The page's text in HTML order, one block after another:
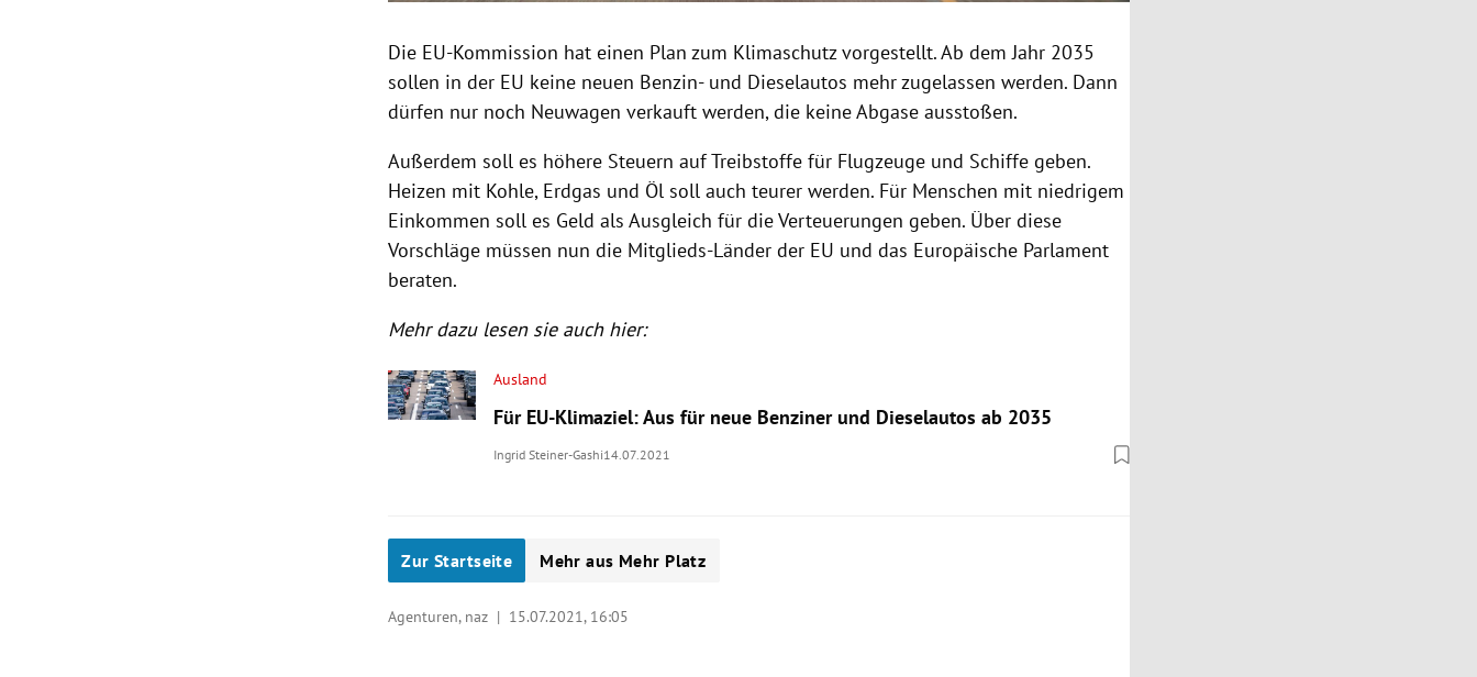
Die EU-Kommission hat einen Plan zum Klimaschutz vorgestellt. Ab dem Jahr 2035
sollen in der EU keine neuen Benzin- und Dieselautos mehr zugelassen werden. Dann
dürfen nur noch Neuwagen verkauft werden, die keine Abgase ausstoßen.
Außerdem soll es höhere Steuern auf Treibstoffe für Flugzeuge und Schiffe geben.
Heizen mit Kohle, Erdgas und Öl soll auch teurer werden. Für Menschen mit niedrigem
Einkommen soll es Geld als Ausgleich für die Verteuerungen geben. Über diese
Vorschläge müssen nun die Mitglieds-Länder der EU und das Europäische Parlament
beraten.
Mehr dazu lesen sie auch hier:
Ausland
Für EU-Klimaziel: Aus für neue Benziner und Dieselautos ab 2035
Ingrid Steiner-Gashi14.07.2021
Zur Startseite Mehr aus Mehr Platz
Agenturen, naz | 15.07.2021, 16:05